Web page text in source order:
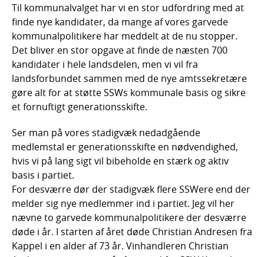
Til kommunalvalget har vi en stor udfordring med at
finde nye kandidater, da mange af vores garvede
kommunalpolitikere har meddelt at de nu stopper.
Det bliver en stor opgave at finde de næsten 700
kandidater i hele landsdelen, men vi vil fra
landsforbundet sammen med de nye amtssekretære
gøre alt for at støtte SSWs kommunale basis og sikre
et fornuftigt generationsskifte.
Ser man på vores stadigvæk nedadgående
medlemstal er generationsskifte en nødvendighed,
hvis vi på lang sigt vil bibeholde en stærk og aktiv
basis i partiet.
For desværre dør der stadigvæk flere SSWere end der
melder sig nye medlemmer ind i partiet. Jeg vil her
nævne to garvede kommunalpolitikere der desværre
døde i år. I starten af året døde Christian Andresen fra
Kappel i en alder af 73 år. Vinhandleren Christian